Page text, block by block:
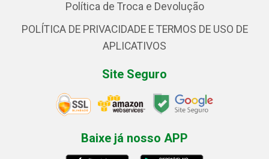
Política de Troca e Devolução
POLÍTICA DE PRIVACIDADE E TERMOS DE USO DE
APLICATIVOS
Site Seguro
Baixe já nosso APP